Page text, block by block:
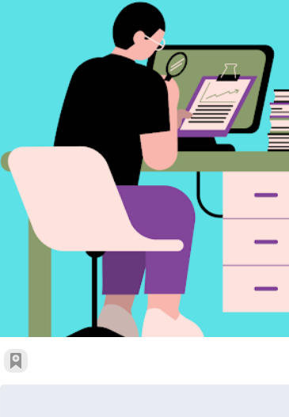
المحاسبة في دبي-الإمارات